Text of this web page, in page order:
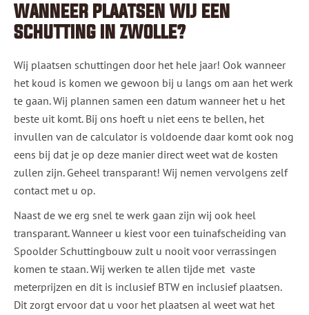
WANNEER PLAATSEN WIJ EEN
SCHUTTING IN ZWOLLE?
Wij plaatsen schuttingen door het hele jaar! Ook wanneer
het koud is komen we gewoon bij u langs om aan het werk
te gaan. Wij plannen samen een datum wanneer het u het
beste uit komt. Bij ons hoeft u niet eens te bellen, het
invullen van de calculator is voldoende daar komt ook nog
eens bij dat je op deze manier direct weet wat de kosten
zullen zijn. Geheel transparant! Wij nemen vervolgens zelf
contact met u op.
Naast de we erg snel te werk gaan zijn wij ook heel
transparant. Wanneer u kiest voor een tuinafscheiding van
Spoolder Schuttingbouw zult u nooit voor verrassingen
komen te staan. Wij werken te allen tijde met vaste
meterprijzen en dit is inclusief BTW en inclusief plaatsen.
Dit zorgt ervoor dat u voor het plaatsen al weet wat het